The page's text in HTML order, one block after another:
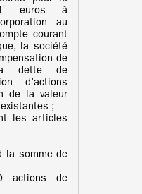
euros à
au
courant
la société
de
dette de
d’actions
de la valeur
;
les articles
la somme de
de